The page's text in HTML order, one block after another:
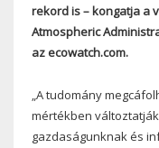
rekord is – kongatja a
Atmospheric
az ecowatch.com.
„A tudomány
mértékben
gazdaságunknak és